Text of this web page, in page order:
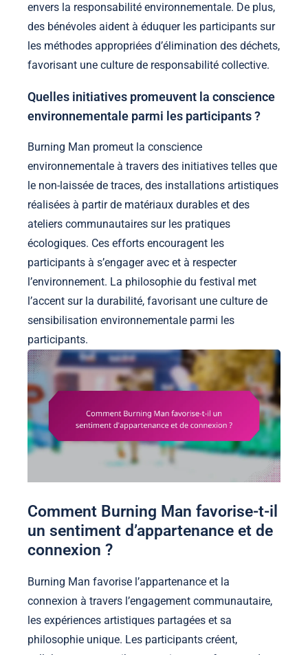
envers la responsabilité environnementale. De plus,
des bénévoles aident à éduquer les participants sur
les méthodes appropriées d’élimination des déchets,
favorisant une culture de responsabilité collective.
Quelles initiatives promeuvent la conscience
environnementale parmi les participants ?
Burning Man promeut la conscience
environnementale à travers des initiatives telles que
le non-laissée de traces, des installations artistiques
réalisées à partir de matériaux durables et des
ateliers communautaires sur les pratiques
écologiques. Ces efforts encouragent les
participants à s’engager avec et à respecter
l’environnement. La philosophie du festival met
l’accent sur la durabilité, favorisant une culture de
sensibilisation environnementale parmi les
participants.
Comment Burning Man favorise-t-il
un sentiment d’appartenance et de
connexion ?
Burning Man favorise l’appartenance et la
connexion à travers l’engagement communautaire,
les expériences artistiques partagées et sa
philosophie unique. Les participants créent,